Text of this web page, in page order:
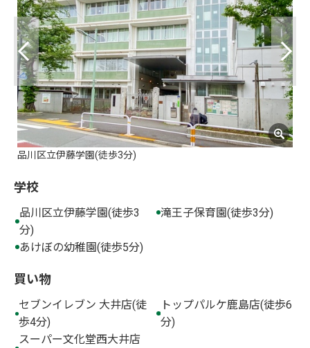
品川区立伊藤学園(徒歩3分)
学校
品川区立伊藤学園(徒歩3
分)
滝王子保育園(徒歩3分)
あけぼの幼稚園(徒歩5分)
買い物
セブンイレブン 大井店(徒
歩4分)
トップパルケ鹿島店(徒歩6
分)
スーパー文化堂西大井店